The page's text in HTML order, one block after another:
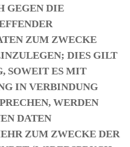
GEGEN DIE
ZUM ZWECKE
DIES GILT
SOWEIT ES MIT
IN VERBINDUNG
WERDEN
DATEN
ZUM ZWECKE DER